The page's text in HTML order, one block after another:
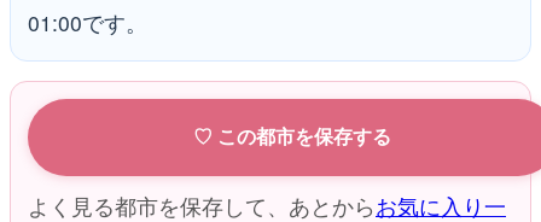
01:00です。
♡ この都市を保存する
よく見る都市を保存して、あとからお気に入り一